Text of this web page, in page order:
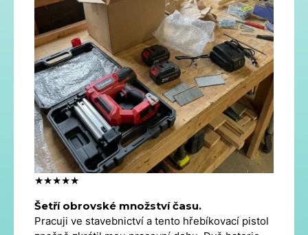
★★★★★
Šetří obrovské množství času.
Pracuji ve stavebnictví a tento hřebíkovací pistol